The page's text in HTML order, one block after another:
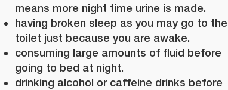
means more night time urine is made.
having broken sleep as you may go to the
toilet just because you are awake.
consuming large amounts of fluid before
going to bed at night.
drinking alcohol or caffeine drinks before